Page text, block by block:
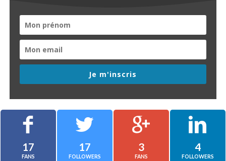
Je m'inscris
17
FANS
17
FOLLOWERS
3
FANS
4
FOLLOWERS